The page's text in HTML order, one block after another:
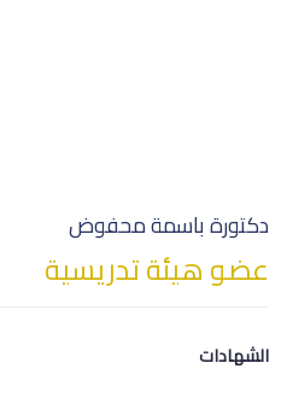
دكتورة باسمة محفوض
عضو هيئة تدريسية
الشهادات